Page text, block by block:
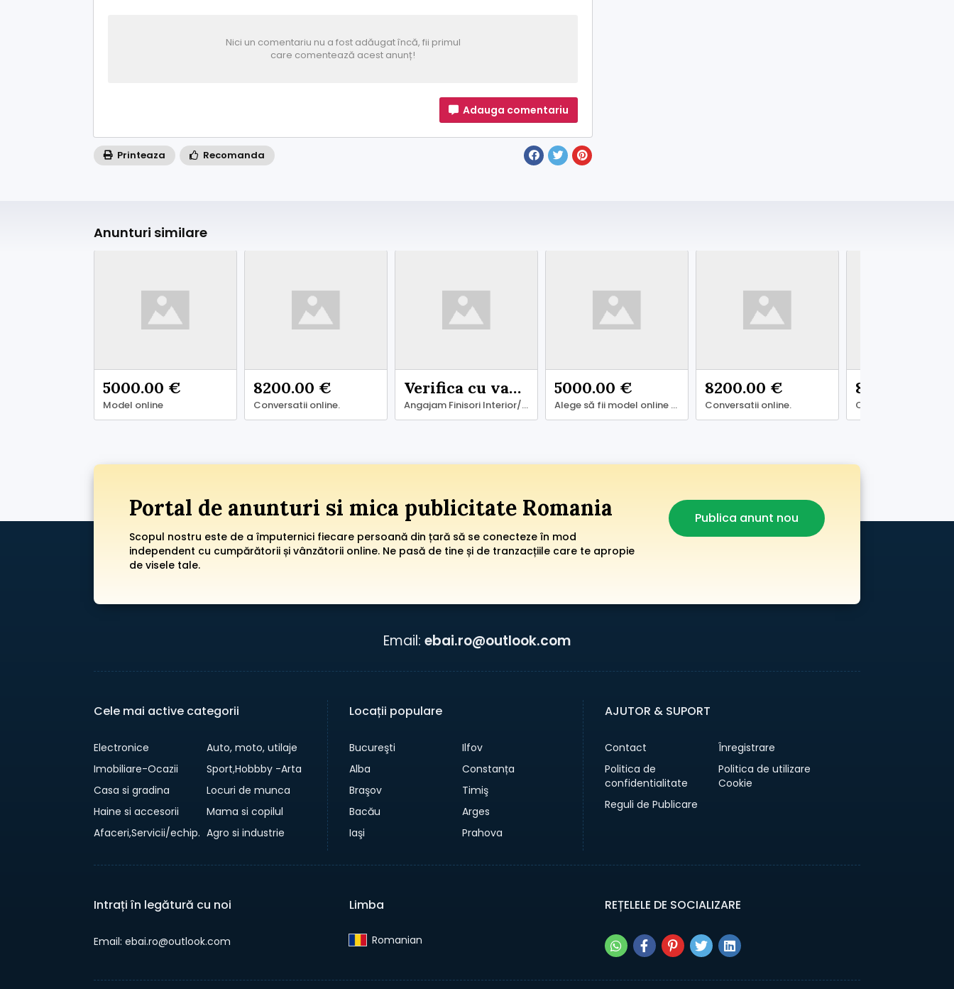
Nici un comentariu nu a fost adăugat încă, fii primul
care comentează acest anunț!
Adauga comentariu
Printeaza Recomanda
Anunturi similare
5000.00 €
Model online
8200.00 €
Conversatii online.
Verifica cu vanzatorul
Angajam Finisori Interior/Exteriori
5000.00 €
Alege să fii model online cu succes garantat.
8200.00 €
Conversatii online.
8200.00 €
Conversatii online.
Portal de anunturi si mica publicitate Romania
Scopul nostru este de a împuternici fiecare persoană din țară să se conecteze în mod
independent cu cumpărătorii și vânzătorii online. Ne pasă de tine și de tranzacțiile care te apropie
de visele tale.
Publica anunt nou
Email: ebai.ro@outlook.com
Cele mai active categorii
Electronice
Auto, moto, utilaje
Imobiliare-Ocazii
Sport,Hobbby -Arta
Casa si gradina
Locuri de munca
Haine si accesorii
Mama si copilul
Afaceri,Servicii/echip. Agro si industrie
Locații populare
Bucureşti
Ilfov
Alba
Constanța
Braşov
Timiş
Bacău
Arges
Iaşi
Prahova
AJUTOR & SUPORT
Contact
Înregistrare
Politica de
confidentialitate
Politica de utilizare
Cookie
Reguli de Publicare
Intrați în legătură cu noi
Email: ebai.ro@outlook.com
Limba
Romanian‎
REȚELELE DE SOCIALIZARE